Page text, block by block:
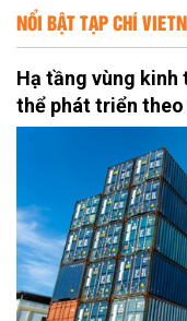
NỔI BẬT TẠP CHÍ
Hạ tầng vùng
thể phát triển